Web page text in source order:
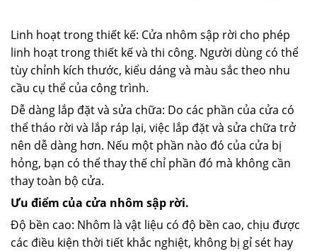
Linh hoạt trong thiết kế: Cửa nhôm sập rời cho phép
linh hoạt trong thiết kế và thi công. Người dùng có thể
tùy chỉnh kích thước, kiểu dáng và màu sắc theo nhu
cầu cụ thể của công trình.
Dễ dàng lắp đặt và sửa chữa: Do các phần của cửa có
thể tháo rời và lắp ráp lại, việc lắp đặt và sửa chữa trở
nên dễ dàng hơn. Nếu một phần nào đó của cửa bị
hỏng, bạn có thể thay thế chỉ phần đó mà không cần
thay toàn bộ cửa.
Ưu điểm của cửa nhôm sập rời.
Độ bền cao: Nhôm là vật liệu có độ bền cao, chịu được
các điều kiện thời tiết khắc nghiệt, không bị gỉ sét hay